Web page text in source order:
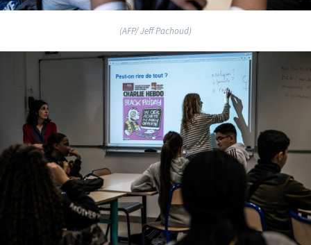
(AFP/ Jeff Pachoud)